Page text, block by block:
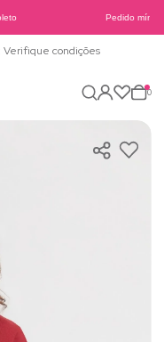
Pedido
Verifique condições
0